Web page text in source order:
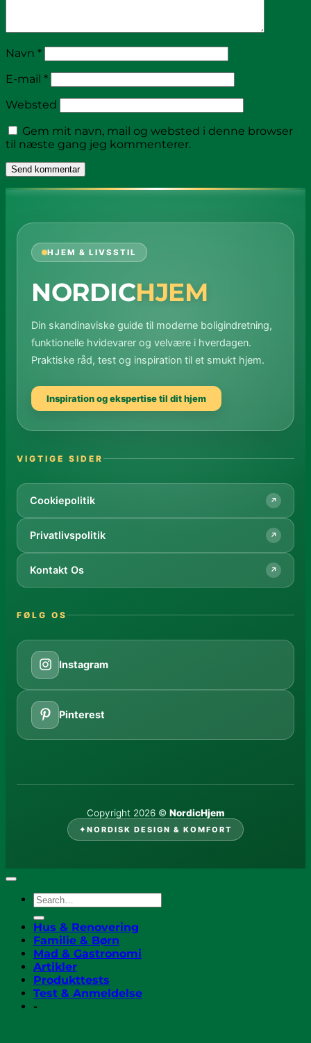
Navn *
E-mail *
Websted
Gem mit navn, mail og websted i denne browser
til næste gang jeg kommenterer.
HJEM & LIVSSTIL
NORDICHJEM
Din skandinaviske guide til moderne boligindretning,
funktionelle hvidevarer og velvære i hverdagen.
Praktiske råd, test og inspiration til et smukt hjem.
Inspiration og ekspertise til dit hjem
VIGTIGE SIDER
Cookiepolitik ↗
Privatlivspolitik ↗
Kontakt Os ↗
FØLG OS
Instagram
Pinterest
Copyright 2026 © NordicHjem
✦NORDISK DESIGN & KOMFORT
Hus & Renovering
Familie & Børn
Mad & Gastronomi
Artikler
Produkttests
Test & Anmeldelse
-